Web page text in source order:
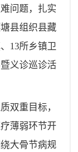
问题，扎实
县组织县藏
13所乡镇卫
义诊巡诊活
双重目标，
薄弱环节开
大骨节病规